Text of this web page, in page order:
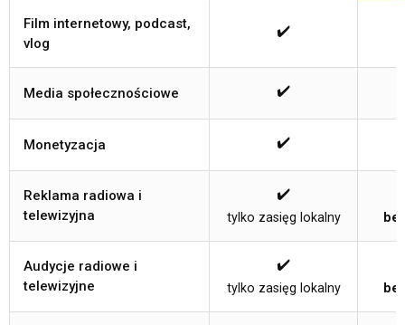
Film internetowy, podcast,
vlog
✔️
Media społecznościowe ✔️
Monetyzacja ✔️
Reklama radiowa i
telewizyjna
✔️
tylko zasięg lokalny
Audycje radiowe i
telewizyjne
✔️
tylko zasięg lokalny